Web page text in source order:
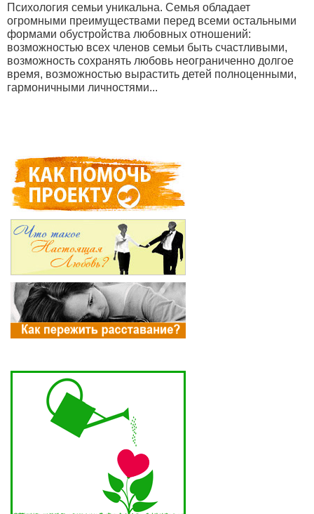
Психология семьи уникальна. Семья обладает
огромными преимуществами перед всеми остальными
формами обустройства любовных отношений:
возможностью всех членов семьи быть счастливыми,
возможность сохранять любовь неограниченно долгое
время, возможностью вырастить детей полноценными,
гармоничными личностями...